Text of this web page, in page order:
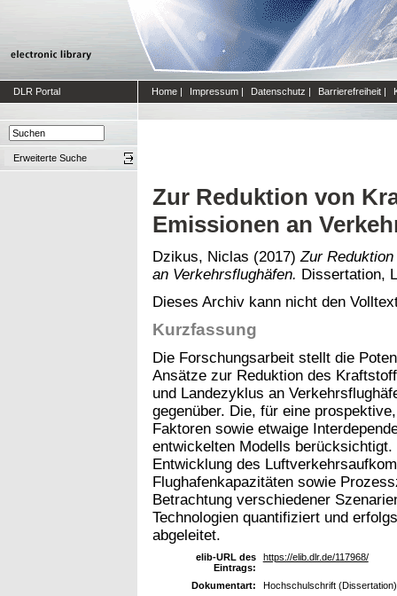
DLR Portal Home | Impressum | Datenschutz | Barrierefreiheit |
Erweiterte Suche
Zur Reduktion von
Emissionen an
Dzikus, Niclas (2017) Zur
an Verkehrsflughäfen. Dissertation,
Dieses Archiv kann nicht den
Kurzfassung
Die Forschungsarbeit stellt die
Ansätze zur Reduktion des
und Landezyklus an
gegenüber. Die, für eine
Faktoren sowie etwaige
entwickelten Modells
Entwicklung des
Flughafenkapazitäten sowie
Betrachtung verschiedener
Technologien quantifiziert und
abgeleitet.
elib-URL des
Eintrags:
https://elib.dlr.de/117968/
Dokumentart:
Hochschulschrift (Dissertation)